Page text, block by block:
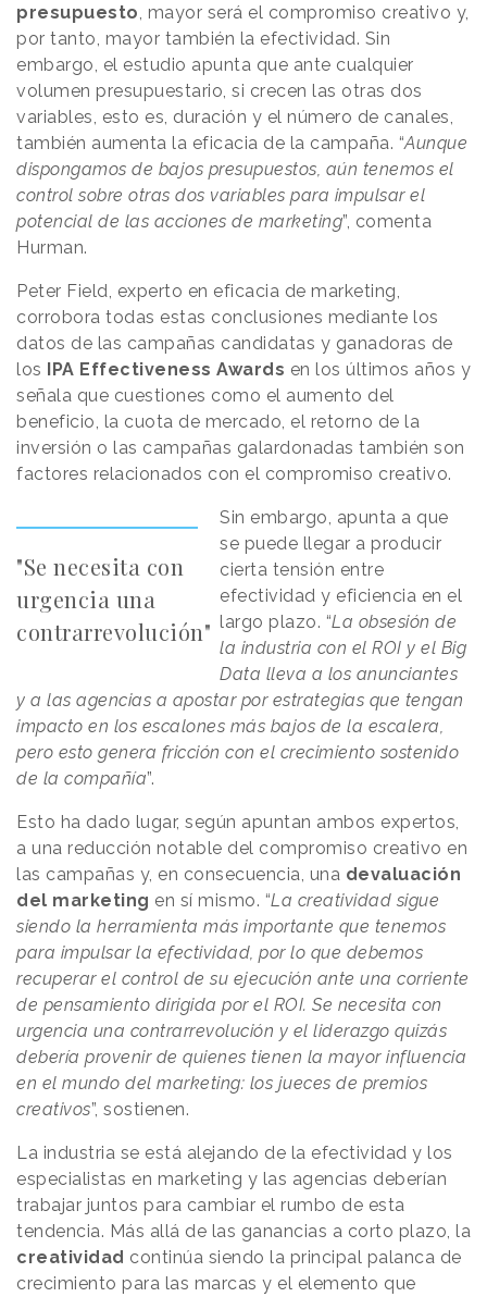
presupuesto , mayor será el compromiso creativo y,
por tanto, mayor también la efectividad. Sin
embargo, el estudio apunta que ante cualquier
volumen presupuestario, si crecen las otras dos
variables, esto es, duración y el número de canales,
también aumenta la eficacia de la campaña. “Aunque
dispongamos de bajos presupuestos, aún tenemos el
control sobre otras dos variables para impulsar el
potencial de las acciones de marketing”, comenta
Hurman.
Peter Field, experto en eficacia de marketing,
corrobora todas estas conclusiones mediante los
datos de las campañas candidatas y ganadoras de
los IPA Effectiveness Awards en los últimos años y
señala que cuestiones como el aumento del
beneficio, la cuota de mercado, el retorno de la
inversión o las campañas galardonadas también son
factores relacionados con el compromiso creativo.
"Se necesita con
urgencia una
contrarrevolución"
Sin embargo, apunta a que
se puede llegar a producir
cierta tensión entre
efectividad y eficiencia en el
largo plazo. “La obsesión de
la industria con el ROI y el Big
Data lleva a los anunciantes
y a las agencias a apostar por estrategias que tengan
impacto en los escalones más bajos de la escalera,
pero esto genera fricción con el crecimiento sostenido
de la compañía”.
Esto ha dado lugar, según apuntan ambos expertos,
a una reducción notable del compromiso creativo en
las campañas y, en consecuencia, una devaluación
del marketing en sí mismo. “La creatividad sigue
siendo la herramienta más importante que tenemos
para impulsar la efectividad, por lo que debemos
recuperar el control de su ejecución ante una corriente
de pensamiento dirigida por el ROI. Se necesita con
urgencia una contrarrevolución y el liderazgo quizás
debería provenir de quienes tienen la mayor influencia
en el mundo del marketing: los jueces de premios
creativos”, sostienen.
La industria se está alejando de la efectividad y los
especialistas en marketing y las agencias deberían
trabajar juntos para cambiar el rumbo de esta
tendencia. Más allá de las ganancias a corto plazo, la
creatividad continúa siendo la principal palanca de
crecimiento para las marcas y el elemento que